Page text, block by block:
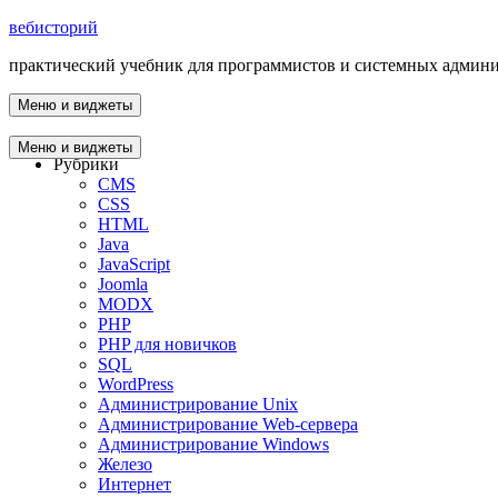
вебисторий
практический учебник для программистов и системных
Меню и виджеты
Главная
Рубрики
CMS
CSS
HTML
Java
JavaScript
Joomla
MODX
PHP
PHP для новичков
SQL
WordPress
Администрирование Unix
Администрирование Web-сервера
Администрирование Windows
Железо
Интернет
Меню и виджеты